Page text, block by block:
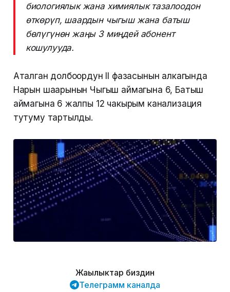
биологиялык жана химиялык тазалоодон
өткөрүп, шаардын чыгыш жана батыш
бөлүгүнөн жаңы 3 миңдей абонент
кошулууда.
Аталган долбоордун II фазасынын алкагында
Нарын шаарынын Чыгыш аймагына 6, Батыш
аймагына 6 жалпы 12 чакырым канализация
тутуму тартылды.
Жаңылыктар биздин
Телеграмм каналда